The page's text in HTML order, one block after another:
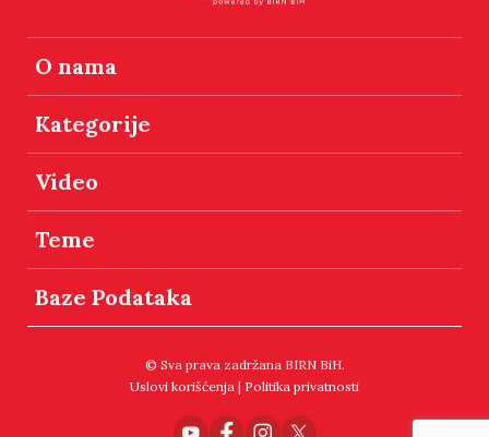
O nama
Kategorije
Video
Teme
Baze Podataka
© Sva prava zadržana BIRN BiH.
Uslovi korišćenja | Politika privatnosti